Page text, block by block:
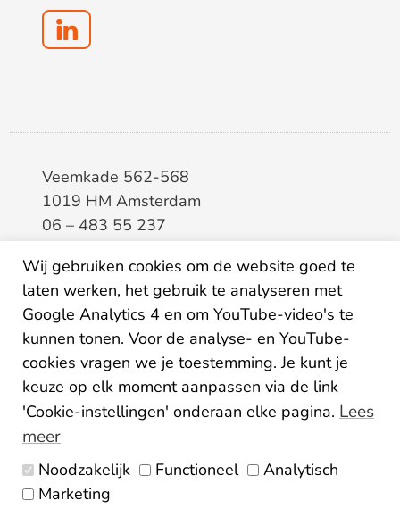
Veemkade 562-568
1019 HM Amsterdam
06 – 483 55 237
BTW8133.20.343.B.01
KvK34207150
IBANNL26ABNA0507435125
Algemene voorwaarden
Wij gebruiken cookies om de website goed te
laten werken, het gebruik te analyseren met
Google Analytics 4 en om YouTube-video's te
kunnen tonen. Voor de analyse- en YouTube-
cookies vragen we je toestemming. Je kunt je
keuze op elk moment aanpassen via de link
'Cookie-instellingen' onderaan elke pagina. Lees
meer
Noodzakelijk Functioneel
Analytisch
Marketing